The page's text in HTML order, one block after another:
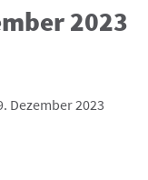
2023
Dezember 2023